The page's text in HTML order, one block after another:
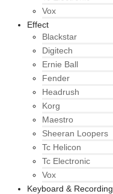
Vox
Effect
Blackstar
Digitech
Ernie Ball
Fender
Headrush
Korg
Maestro
Sheeran Loopers
Tc Helicon
Tc Electronic
Vox
Keyboard & Recording